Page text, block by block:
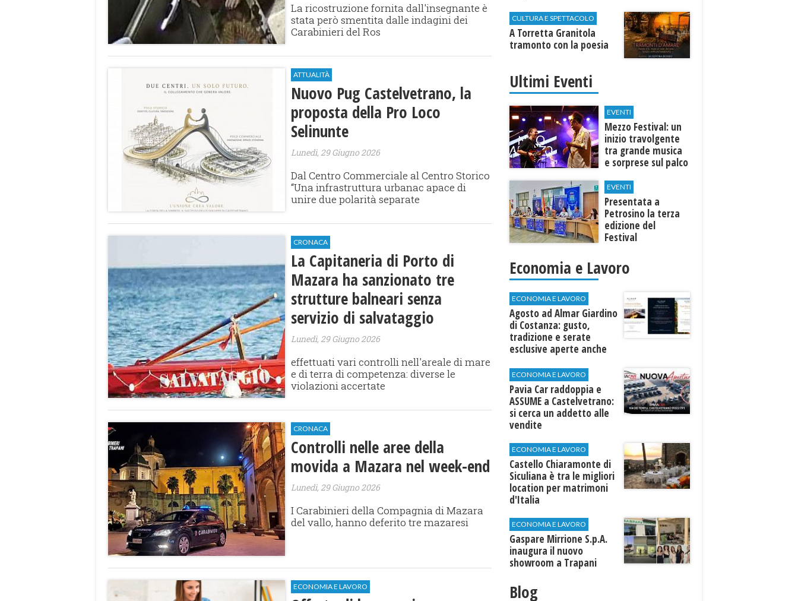
La ricostruzione fornita dall'insegnante è
stata però smentita dalle indagini dei
Carabinieri del Ros
ATTUALITÀ
Nuovo Pug Castelvetrano, la
proposta della Pro Loco
Selinunte
Lunedì, 29 Giugno 2026
​Dal Centro Commerciale al Centro Storico
“Una infrastruttura urbanac apace di
unire due polarità separate
CRONACA
La Capitaneria di Porto di
Mazara ha sanzionato tre
strutture balneari senza
servizio di salvataggio
Lunedì, 29 Giugno 2026
effettuati vari controlli nell'areale di mare
e di terra di competenza: diverse le
violazioni accertate
CRONACA
Controlli nelle aree della
movida a Mazara nel week-end
Lunedì, 29 Giugno 2026
I Carabinieri della Compagnia di Mazara
del vallo, hanno deferito tre mazaresi
ECONOMIA E LAVORO
CULTURA E SPETTACOLO
​A Torretta Granitola
tramonto con la poesia
Ultimi Eventi
EVENTI
Mezzo Festival: un
inizio travolgente
tra grande musica
e sorprese sul palco
EVENTI
Presentata a
Petrosino la terza
edizione del
Festival
"Voci dal
Economia e Lavoro
ECONOMIA E LAVORO
Agosto ad Almar Giardino
di Costanza: gusto,
tradizione e serate
esclusive aperte anche
ECONOMIA E LAVORO
Pavia Car raddoppia e
ASSUME a Castelvetrano:
si cerca un addetto alle
vendite
ECONOMIA E LAVORO
Castello Chiaramonte di
Siculiana è tra le migliori
location per matrimoni
d'Italia
ECONOMIA E LAVORO
​Gaspare Mirrione S.p.A.
inaugura il nuovo
showroom a Trapani
Blog